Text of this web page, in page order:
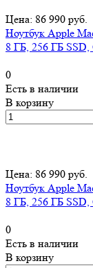
Цена: 86 990 руб.
Ноутбук Apple
8 ГБ, 256 ГБ
0
Есть в наличии
В корзину
Цена: 86 990 руб.
Ноутбук Apple
8 ГБ, 256 ГБ
0
Есть в наличии
В корзину